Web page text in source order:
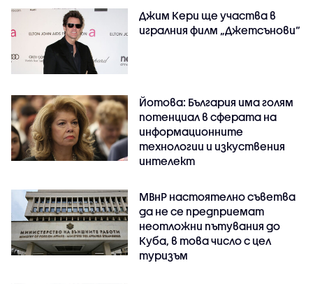
Джим Кери ще участва в
игралния филм „Джетсънови“
Йотова: България има голям
потенциал в сферата на
информационните
технологии и изкуствения
интелект
МВнР настоятелно съветва
да не се предприемат
неотложни пътувания до
Куба, в това число с цел
туризъм